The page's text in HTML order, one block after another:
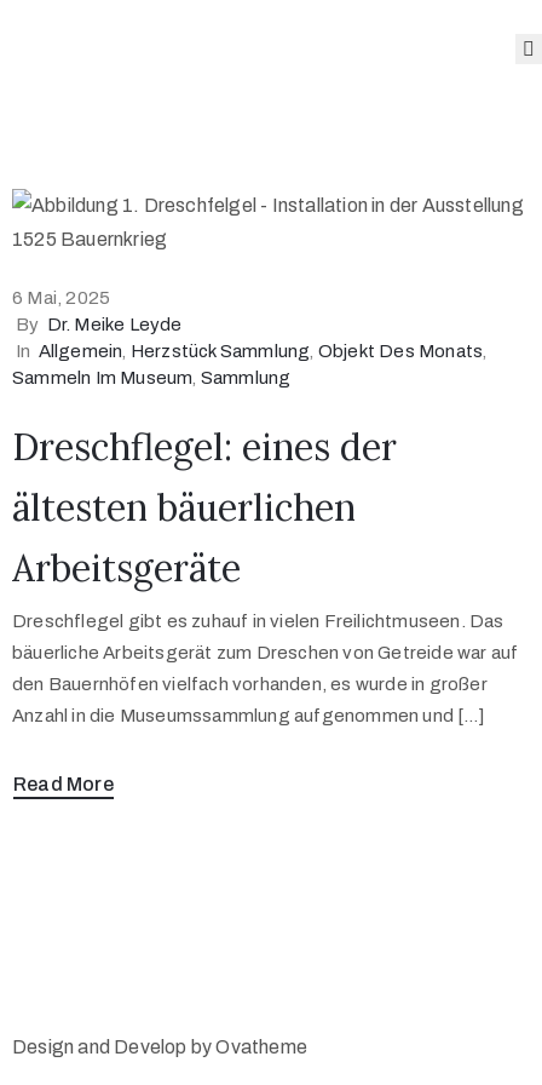
des
Museums
Sammlung
Blog
Öffnungszeiten
6 Mai, 2025
By Dr. Meike Leyde
In Allgemein Herzstück Sammlung Objekt Des Monats
Sammeln Im Museum Sammlung
Dreschflegel: eines der
ältesten bäuerlichen
Arbeitsgeräte
Dreschflegel gibt es zuhauf in vielen Freilichtmuseen. Das
bäuerliche Arbeitsgerät zum Dreschen von Getreide war auf
den Bauernhöfen vielfach vorhanden, es wurde in großer
Anzahl in die Museumssammlung aufgenommen und […]
Read More
Design and Develop by Ovatheme